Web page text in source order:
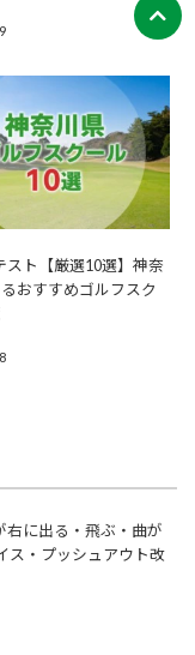
スト【厳選10選】神奈
おすすめゴルフスク
右に出る・飛ぶ・曲が
ス・プッシュアウト改